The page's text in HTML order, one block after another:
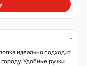
идеально подходит
Удобные ручки